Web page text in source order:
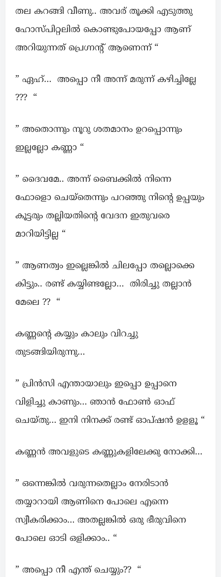
തല കറങ്ങി വീണു.. അവര് തൂക്കി എടുത്തു
ഹോസ്പിറ്റലിൽ കൊണ്ടുപോയപ്പോ ആണ്
അറിയുന്നത് പ്രെഗ്നന്റ് ആണെന്ന് “
” ഏഹ്… അപ്പൊ നീ അന്ന് മരുന്ന് കഴിച്ചില്ലേ
??? “
” അതൊന്നും നൂറു ശതമാനം ഉറപ്പൊന്നും
ഇല്ലല്ലോ കണ്ണാ “
” ദൈവമേ.. അന്ന് ബൈക്കിൽ നിന്നെ
ഫോളൊ ചെയ്‌തെന്നും പറഞ്ഞു നിന്റെ ഉപ്പയും
കൂട്ടരും തല്ലിയതിന്റെ വേദന ഇതുവരെ
മാറിയിട്ടില്ല “
” ആണത്വം ഇല്ലെങ്കിൽ ചിലപ്പോ തല്ലൊക്കെ
കിട്ടും.. രണ്ട് കയ്യിണ്ടല്ലോ… തിരിച്ചു തല്ലാൻ
മേലെ ?? “
കണ്ണന്റെ കയ്യും കാലും വിറച്ചു
തുടങ്ങിയിരുന്നു…
” പ്രിൻസി എന്തായാലും ഇപ്പൊ ഉപ്പാനെ
വിളിച്ചു കാണും… ഞാൻ ഫോൺ ഓഫ്
ചെയ്തു… ഇനി നിനക്ക് രണ്ട് ഓപ്ഷൻ ഉളളൂ “
കണ്ണൻ അവളുടെ കണ്ണുകളിലേക്കു നോക്കി…
” ഒന്നെങ്കിൽ വരുന്നതെല്ലാം നേരിടാൻ
തയ്യാറായി ആണിനെ പോലെ എന്നെ
സ്വീകരിക്കാം… അതല്ലങ്കിൽ ഒരു ഭീരുവിനെ
പോലെ ഓടി ഒളിക്കാം.. “
” അപ്പൊ നീ എന്ത് ചെയ്യും?? “